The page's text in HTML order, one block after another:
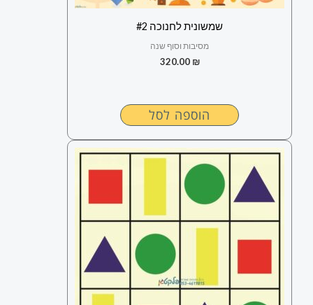
שמשונית לחנוכה #2
מסיבות וסוף שנה
320.00 ₪
הוספה לסל